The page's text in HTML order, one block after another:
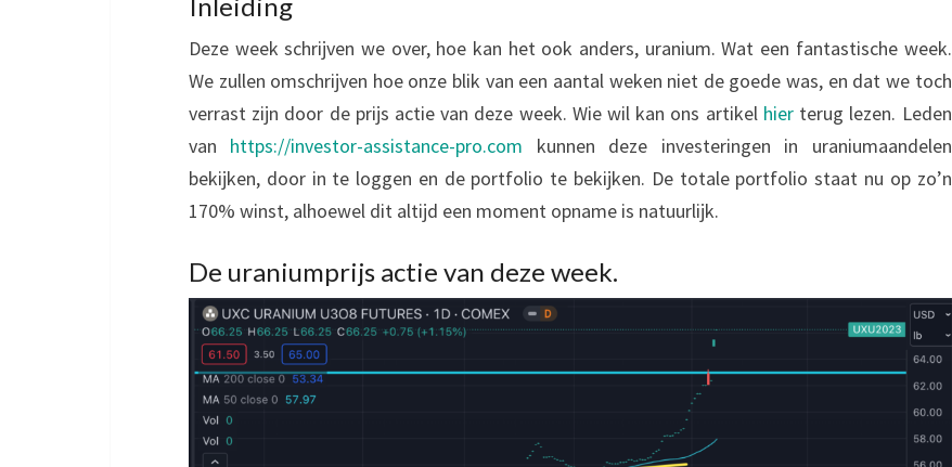
Deze week schrijven we over, hoe kan het ook anders, uranium. Wat een fantastische week.
We zullen omschrijven hoe onze blik van een aantal weken niet de goede was, en dat we toch
verrast zijn door de prijs actie van deze week. Wie wil kan ons artikel hierterug lezen. Leden
van https://investor-assistance-pro.com kunnen deze investeringen in uraniumaandelen
bekijken, door in te loggen en de portfolio te bekijken. De totale portfolio staat nu op zo’n
170% winst, alhoewel dit altijd een moment opname is natuurlijk.
De uraniumprijs actie van deze week.